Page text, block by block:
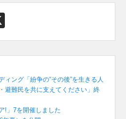
ィング「紛争の“その後”を生きる人
避難民を共に支えてください」終
!」7を開催しました